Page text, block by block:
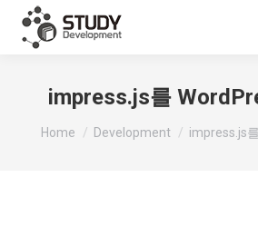
impress.js를
You are here:
Home Development impress.js